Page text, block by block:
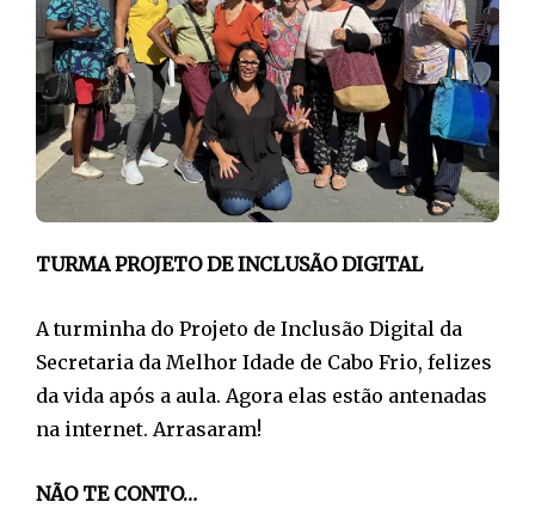
TURMA PROJETO DE INCLUSÃO DIGITAL
A turminha do Projeto de Inclusão Digital da
Secretaria da Melhor Idade de Cabo Frio, felizes
da vida após a aula. Agora elas estão antenadas
na internet. Arrasaram!
NÃO TE CONTO…